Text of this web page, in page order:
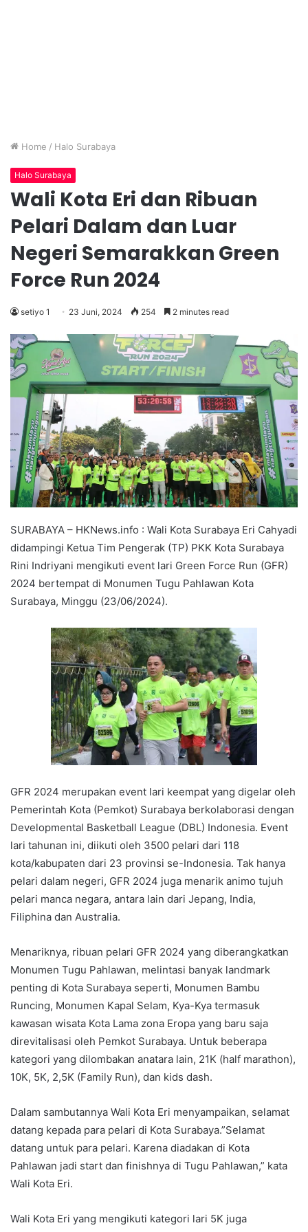
Home / Halo Surabaya
Halo Surabaya
Wali Kota Eri dan Ribuan
Pelari Dalam dan Luar
Negeri Semarakkan Green
Force Run 2024
setiyo 1 23 Juni, 2024 254 2 minutes read
SURABAYA – HKNews.info : Wali Kota Surabaya Eri Cahyadi
didampingi Ketua Tim Pengerak (TP) PKK Kota Surabaya
Rini Indriyani mengikuti event lari Green Force Run (GFR)
2024 bertempat di Monumen Tugu Pahlawan Kota
Surabaya, Minggu (23/06/2024).
GFR 2024 merupakan event lari keempat yang digelar oleh
Pemerintah Kota (Pemkot) Surabaya berkolaborasi dengan
Developmental Basketball League (DBL) Indonesia. Event
lari tahunan ini, diikuti oleh 3500 pelari dari 118
kota/kabupaten dari 23 provinsi se-Indonesia. Tak hanya
pelari dalam negeri, GFR 2024 juga menarik animo tujuh
pelari manca negara, antara lain dari Jepang, India,
Filiphina dan Australia.
Menariknya, ribuan pelari GFR 2024 yang diberangkatkan
Monumen Tugu Pahlawan, melintasi banyak landmark
penting di Kota Surabaya seperti, Monumen Bambu
Runcing, Monumen Kapal Selam, Kya-Kya termasuk
kawasan wisata Kota Lama zona Eropa yang baru saja
direvitalisasi oleh Pemkot Surabaya. Untuk beberapa
kategori yang dilombakan anatara lain, 21K (half marathon),
10K, 5K, 2,5K (Family Run), dan kids dash.
Dalam sambutannya Wali Kota Eri menyampaikan, selamat
datang kepada para pelari di Kota Surabaya.”Selamat
datang untuk para pelari. Karena diadakan di Kota
Pahlawan jadi start dan finishnya di Tugu Pahlawan,” kata
Wali Kota Eri.
Wali Kota Eri yang mengikuti kategori lari 5K juga